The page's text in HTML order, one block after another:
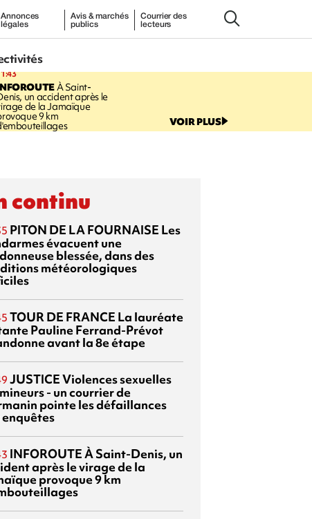
Annonces
légales
Avis & marchés
publics
Courrier des
lecteurs
À Saint-
un accident après le
de la Jamaïque
9 km VOIR PLUS
continu
PITON DE LA FOURNAISE Les
évacuent une
blessée, dans des
météorologiques
TOUR DE FRANCE La lauréate
Pauline Ferrand-Prévot
avant la 8e étape
JUSTICEViolences sexuelles
- un courrier de
pointe les défaillances
enquêtes
INFOROUTEÀ Saint-Denis, un
après le virage de la
provoque 9 km